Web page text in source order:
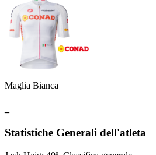
Maglia Bianca
Statistiche Generali dell'atleta